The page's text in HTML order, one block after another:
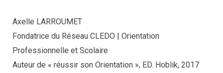
Axelle LARROUMET
Fondatrice du Réseau CLEDO | Orientation
Professionnelle et Scolaire
Auteur de « réussir son Orientation », ED. Hoblik, 2017